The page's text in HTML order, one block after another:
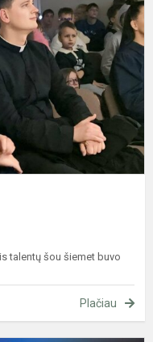
talentų šou šiemet buvo
Plačiau